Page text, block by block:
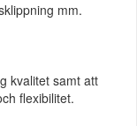
mm.
kvalitet samt att
flexibilitet.